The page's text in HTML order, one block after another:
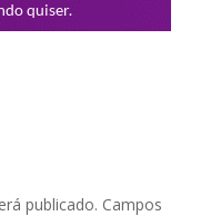
publicado. Campos